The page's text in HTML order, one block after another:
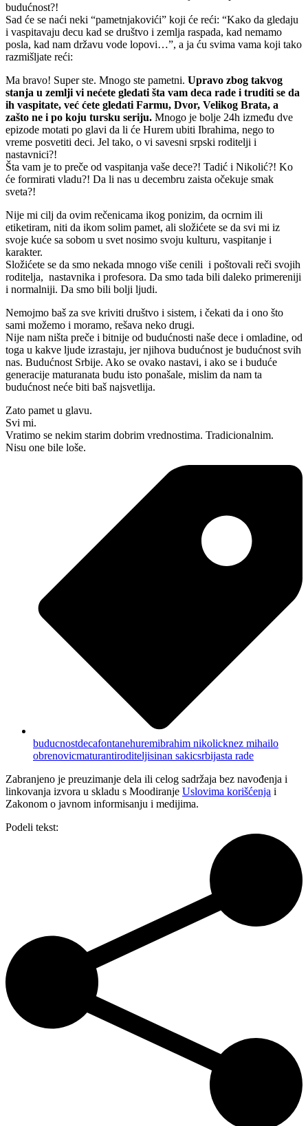
budućnost?!
Sad će se naći neki “pametnjakovići” koji će reći: “Kako da gledaju
i vaspitavaju decu kad se društvo i zemlja raspada, kad nemamo
posla, kad nam državu vode lopovi…”, a ja ću svima vama koji tako
razmišljate reći:
Ma bravo! Super ste. Mnogo ste pametni. Upravo zbog takvog
stanja u zemlji vi nećete gledati šta vam deca rade i truditi se da
ih vaspitate, već ćete gledati Farmu, Dvor, Velikog Brata, a
zašto ne i po koju tursku seriju. Mnogo je bolje 24h između dve
epizode motati po glavi da li će Hurem ubiti Ibrahima, nego to
vreme posvetiti deci. Jel tako, o vi savesni srpski roditelji i
nastavnici?!
Šta vam je to preče od vaspitanja vaše dece?! Tadić i Nikolić?! Ko
će formirati vladu?! Da li nas u decembru zaista očekuje smak
sveta?!
Nije mi cilj da ovim rečenicama ikog ponizim, da ocrnim ili
etiketiram, niti da ikom solim pamet, ali složićete se da svi mi iz
svoje kuće sa sobom u svet nosimo svoju kulturu, vaspitanje i
karakter.
Složićete se da smo nekada mnogo više cenili i poštovali reči svojih
roditelja, nastavnika i profesora. Da smo tada bili daleko primereniji
i normalniji. Da smo bili bolji ljudi.
Nemojmo baš za sve kriviti društvo i sistem, i čekati da i ono što
sami možemo i moramo, rešava neko drugi.
Nije nam ništa preče i bitnije od budućnosti naše dece i omladine, od
toga u kakve ljude izrastaju, jer njihova budućnost je budućnost svih
nas. Budućnost Srbije. Ako se ovako nastavi, i ako se i buduće
generacije maturanata budu isto ponašale, mislim da nam ta
budućnost neće biti baš najsvetlija.
Zato pamet u glavu.
Svi mi.
Vratimo se nekim starim dobrim vrednostima. Tradicionalnim.
Nisu one bile loše.
buducnostdecafontanehuremibrahim nikolicknez mihailo
obrenovicmaturantiroditeljisinan sakicsrbijasta rade
Zabranjeno je preuzimanje dela ili celog sadržaja bez navođenja i
linkovanja izvora u skladu s Moodiranje Uslovima korišćenja i
Zakonom o javnom informisanju i medijima.
Podeli tekst: